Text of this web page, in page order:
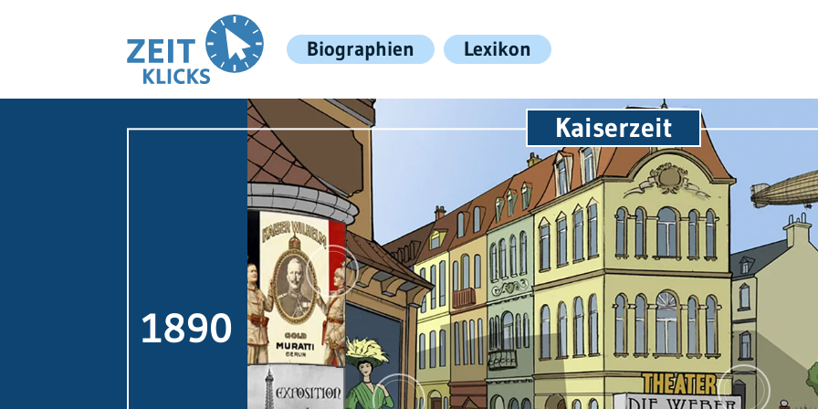
Biographien Lexikon
1890
Kaiserzeit